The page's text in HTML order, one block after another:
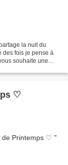
la nuit du
des fois je pense à
souhaite une
♡